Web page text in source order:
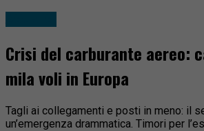
Crisi del carburante aereo:
mila voli in Europa
Tagli ai collegamenti e posti in meno: il
un’emergenza drammatica. Timori per